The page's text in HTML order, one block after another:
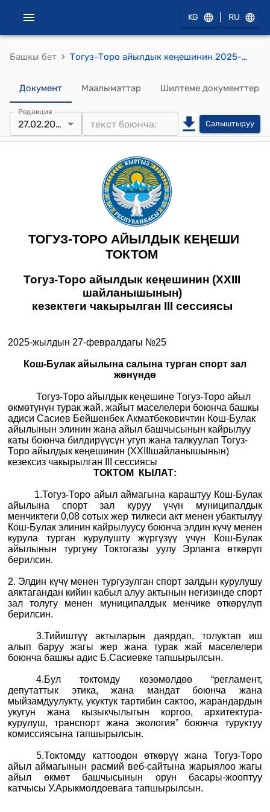
KG RU
Башкы бет › Тогуз-Торо айылдык кеңешинин 2025-жылдын 27-февралындагы №26 "Кош-Булак айылына салына турган спорт зал жөнүндө" токтому
Документ Маалыматтар Шилтеме документтер
Редакция
27.02.2025 Салыштыруу